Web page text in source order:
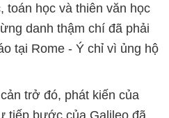
toán học và thiên văn học
danh thậm chí đã phải
tại Rome - Ý chỉ vì ủng hộ
trở đó, phát kiến của
tiếp bước của Galileo đã